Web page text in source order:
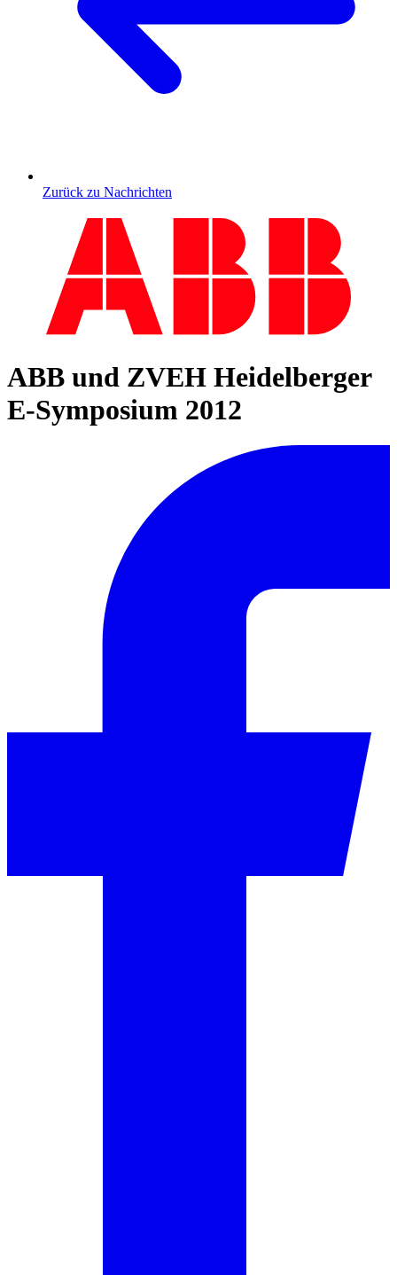
Zurück zu Nachrichten
ABB und ZVEH Heidelberger
E-Symposium 2012